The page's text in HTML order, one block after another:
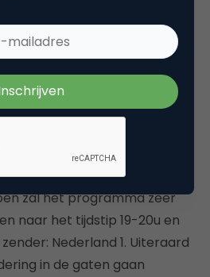
extra interessant te zien
online zal zijn.
zal het programma zeer
naar het tijdstip 19-20u en
Nederland 1. Uiteraard
in de gaten gaan